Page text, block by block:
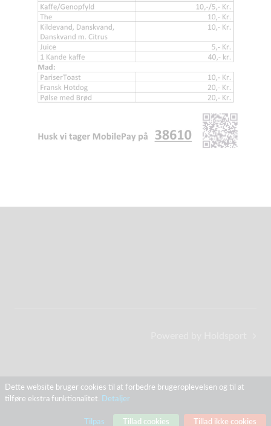
Dette website bruger cookies til at forbedre brugeroplevelsen og til at
tilføre ekstra funktionalitet. Detaljer
Tillad ikke cookies
Tillad cookies
Tilpas